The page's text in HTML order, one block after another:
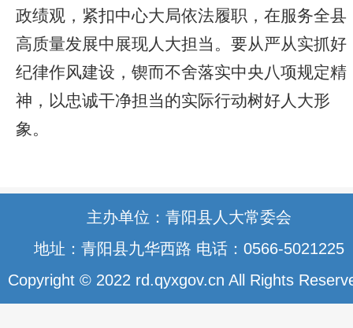
政绩观，紧扣中心大局依法履职，在服务全县
高质量发展中展现人大担当。要从严从实抓好
纪律作风建设，锲而不舍落实中央八项规定精
神，以忠诚干净担当的实际行动树好人大形
象。
主办单位：青阳县人大常委会
地址：青阳县九华西路 电话：0566-5021225
Copyright © 2022 rd.qyxgov.cn All Rights